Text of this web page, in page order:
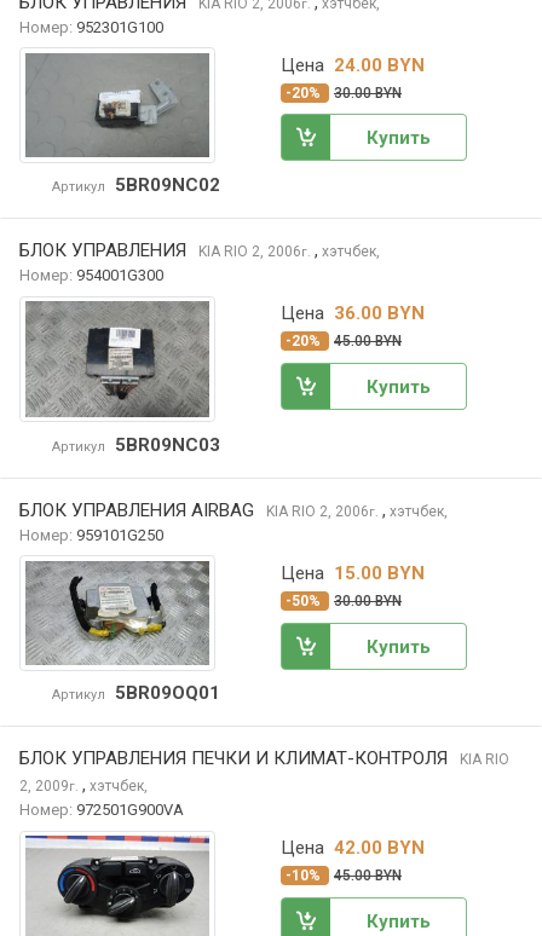
г.
Номер: 952301G100
Артикул 5BR09NC02
Цена 24.00 BYN
-20% 30.00 BYN
Купить
БЛОК УПРАВЛЕНИЯ KIA RIO 2, 2006г. , хэтчбек,
Номер: 954001G300
Артикул 5BR09NC03
Цена 36.00 BYN
-20% 45.00 BYN
Купить
БЛОК УПРАВЛЕНИЯ AIRBAG KIA RIO 2, 2006г. , хэтчбек,
Номер: 959101G250
Артикул 5BR09OQ01
Цена 15.00 BYN
-50% 30.00 BYN
Купить
БЛОК УПРАВЛЕНИЯ ПЕЧКИ И КЛИМАТ-КОНТРОЛЯ
KIA RIO
2, 2009г. , хэтчбек,
Номер: 972501G900VA
Цена 42.00 BYN
-10% 45.00 BYN
Купить